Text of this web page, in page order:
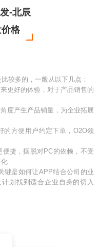
-北辰
格
较多的，一般从以下几点：
更好的体验，对于产品销售的
度产生产品销量，为企业拓展
的方便用户约定下单，O2O领
捷，摆脱对PC的依赖，不受
键是如何让APP结合公司的业
划找到适合企业自身的切入